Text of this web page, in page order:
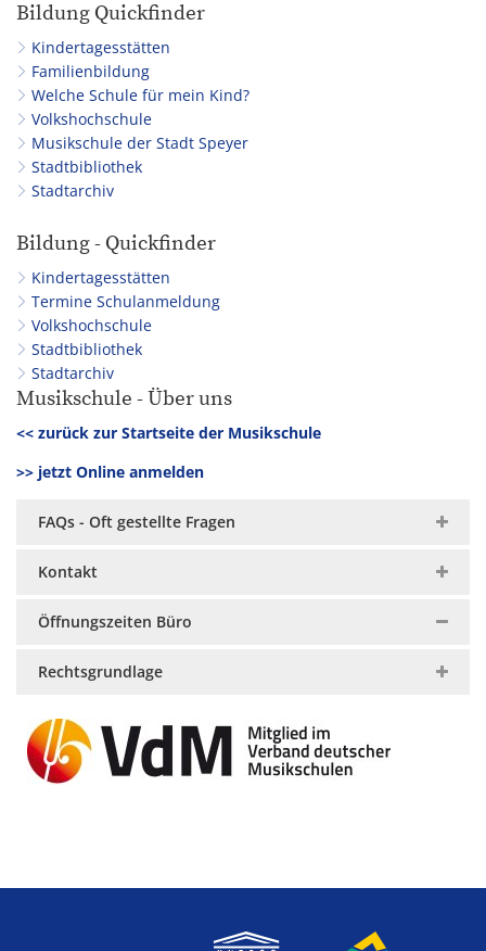
Bildung Quickfinder
Kindertagesstätten
Familienbildung
Welche Schule für mein Kind?
Volkshochschule
Musikschule der Stadt Speyer
Stadtbibliothek
Stadtarchiv
Bildung - Quickfinder
Kindertagesstätten
Termine Schulanmeldung
Volkshochschule
Stadtbibliothek
Stadtarchiv
Musikschule - Über uns
<< zurück zur Startseite der Musikschule
>> jetzt Online anmelden
FAQs - Oft gestellte Fragen
Kontakt
Öffnungszeiten Büro
Rechtsgrundlage